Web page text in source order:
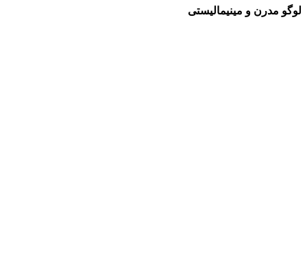
لوگو مدرن و مینیمالیستی